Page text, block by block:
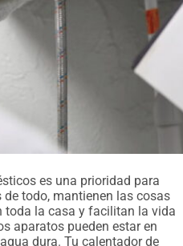
es una prioridad para
todo, mantienen las cosas
la casa y facilitan la vida
aparatos pueden estar en
dura. Tu calentador de